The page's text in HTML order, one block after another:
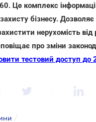
Це комплекс
бізнесу. Дозволяє
нерухомість
про зміни
тестовий доступ до
/